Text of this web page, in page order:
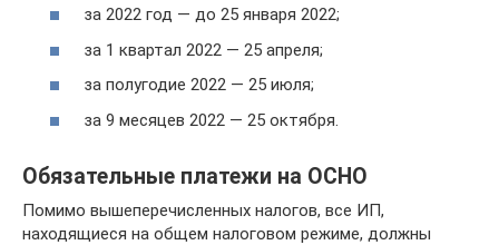
за 2022 год — до 25 января 2022;
за 1 квартал 2022 — 25 апреля;
за полугодие 2022 — 25 июля;
за 9 месяцев 2022 — 25 октября.
Обязательные платежи на ОСНО
Помимо вышеперечисленных налогов, все ИП,
находящиеся на общем налоговом режиме, должны